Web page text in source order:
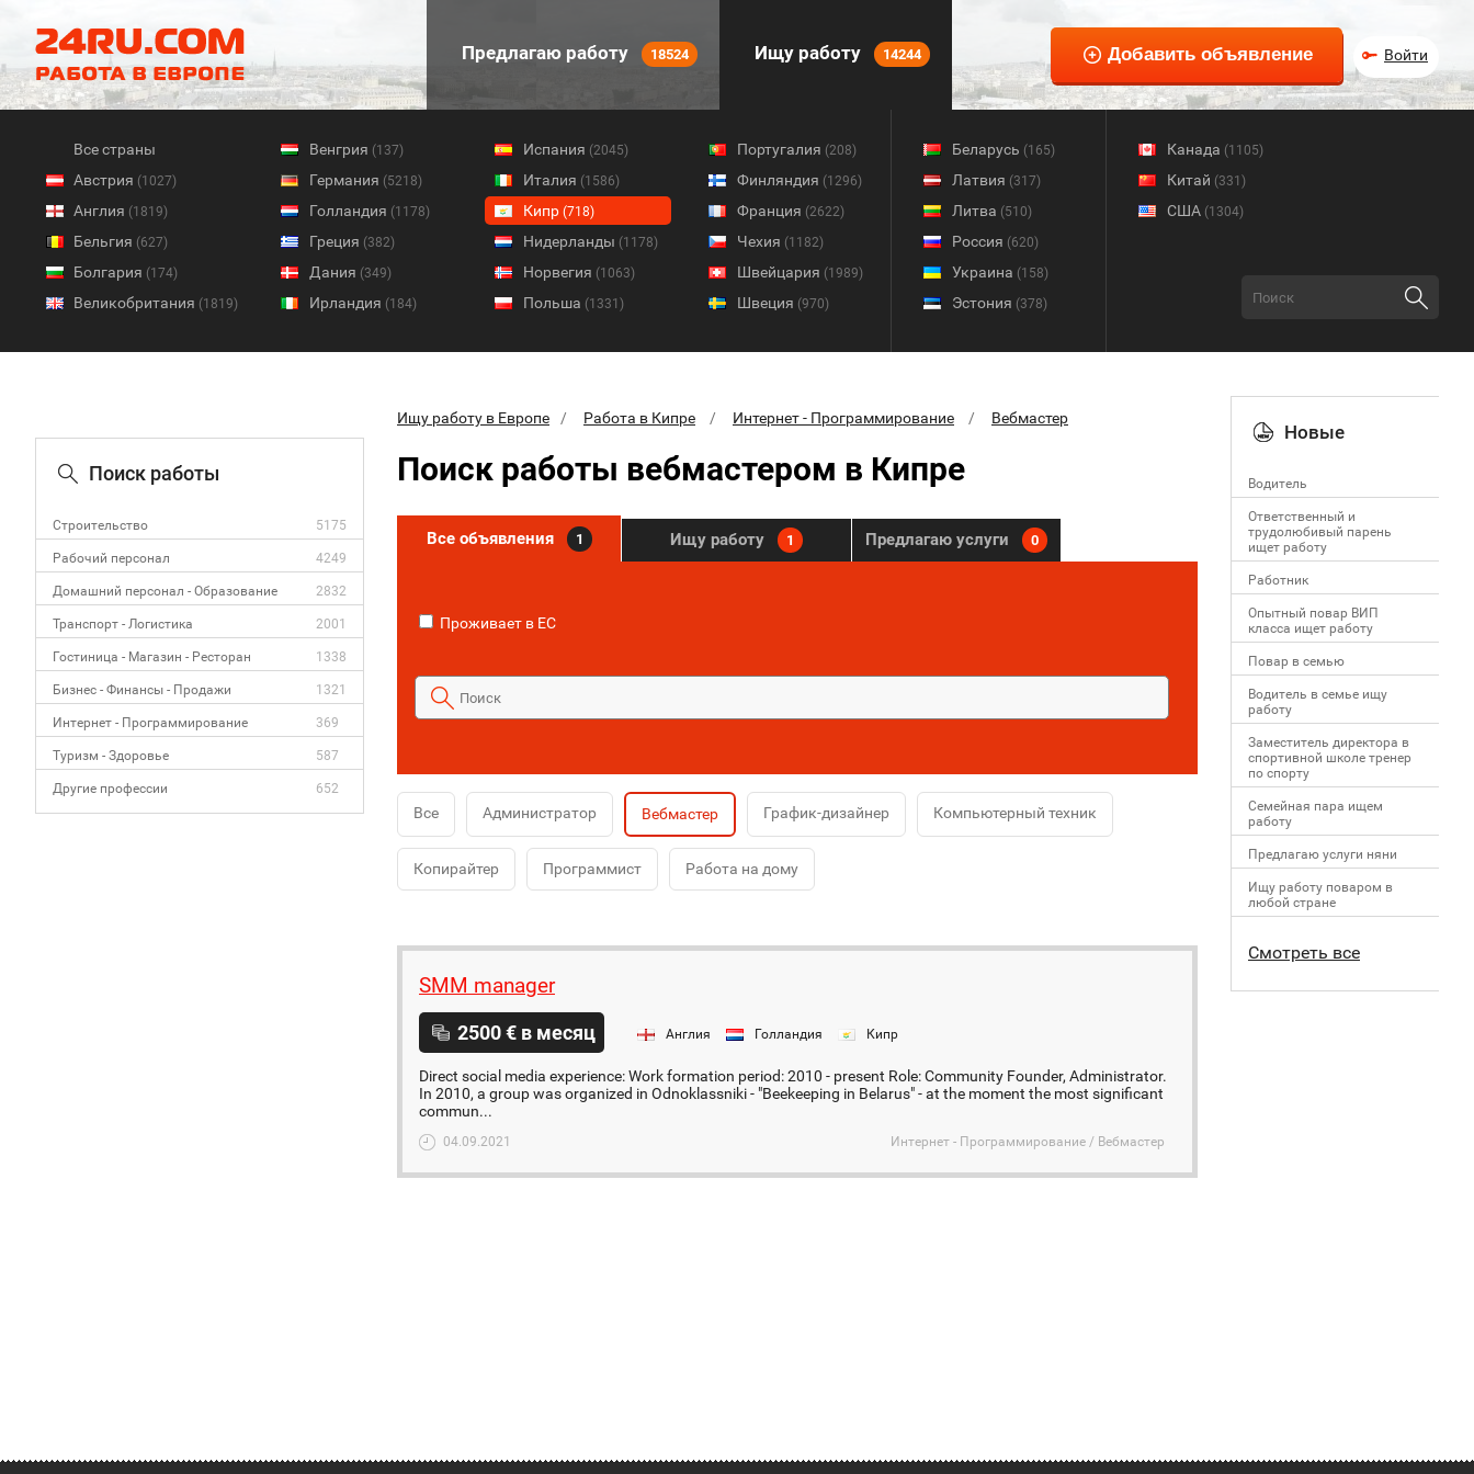
Предлагаю работу 18524 Ищу работу 14244 Войти
Все страны
Австрия (1027)
Англия (1819)
Бельгия (627)
Болгария (174)
Великобритания (1819)
Венгрия (137)
Германия (5218)
Голландия (1178)
Греция (382)
Дания (349)
Ирландия (184)
Испания (2045)
Италия (1586)
Кипр (718)
Нидерланды (1178)
Норвегия (1063)
Польша (1331)
Португалия (208)
Финляндия (1296)
Франция (2622)
Чехия (1182)
Швейцария (1989)
Швеция (970)
Беларусь (165)
Латвия (317)
Литва (510)
Россия (620)
Украина (158)
Эстония (378)
Канада (1105)
Китай (331)
США (1304)
Поиск работы
Строительство 5175
Рабочий персонал 4249
Домашний персонал - Образование 2832
Транспорт - Логистика 2001
Гостиница - Магазин - Ресторан 1338
Бизнес - Финансы - Продажи 1321
Интернет - Программирование 369
Туризм - Здоровье 587
Другие профессии 652
Ищу работу в Европе Работа в Кипре Интернет - Программирование Вебмастер
Поиск работы вебмастером в Кипре
Все объявления 1 Ищу работу 1 Предлагаю услуги 0
Проживает в ЕС
Все Администратор Вебмастер График-дизайнер Компьютерный техник
Копирайтер Программист Работа на дому
SMM manager
2500 € в месяц Англия Голландия Кипр
Direct social media experience: Work formation period: 2010 - present Role: Community Founder, Administrator.
In 2010, a group was organized in Odnoklassniki - "Beekeeping in Belarus" - at the moment the most significant
commun...
04.09.2021 Интернет - Программирование / Вебмастер
Новые
Водитель
Ответственный и
трудолюбивый парень
ищет работу
Работник
Опытный повар ВИП
класса ищет работу
Повар в семью
Водитель в семье ищу
работу
Заместитель директора в
спортивной школе тренер
по спорту
Семейная пара ищем
работу
Предлагаю услуги няни
Ищу работу поваром в
любой стране
Смотреть все